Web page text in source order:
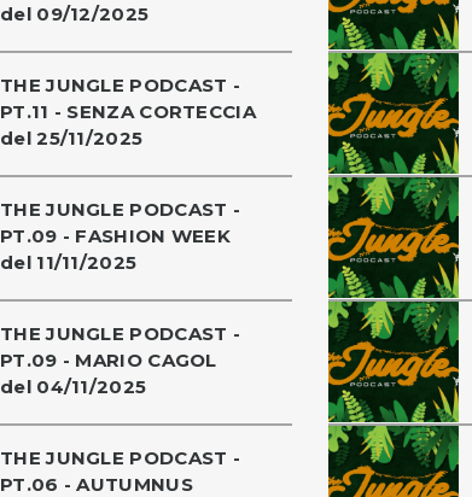
del 09/12/2025
THE JUNGLE PODCAST -
PT.11 - SENZA CORTECCIA
del 25/11/2025
THE JUNGLE PODCAST -
PT.09 - FASHION WEEK
del 11/11/2025
THE JUNGLE PODCAST -
PT.09 - MARIO CAGOL
del 04/11/2025
THE JUNGLE PODCAST -
PT.06 - AUTUMNUS